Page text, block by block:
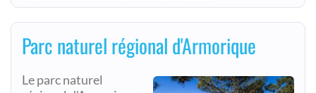
Parc naturel régional d'Armorique
Le parc naturel